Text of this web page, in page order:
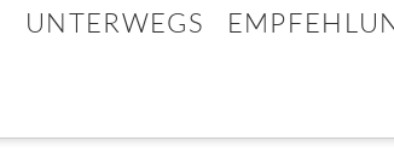
UNTERWEGS